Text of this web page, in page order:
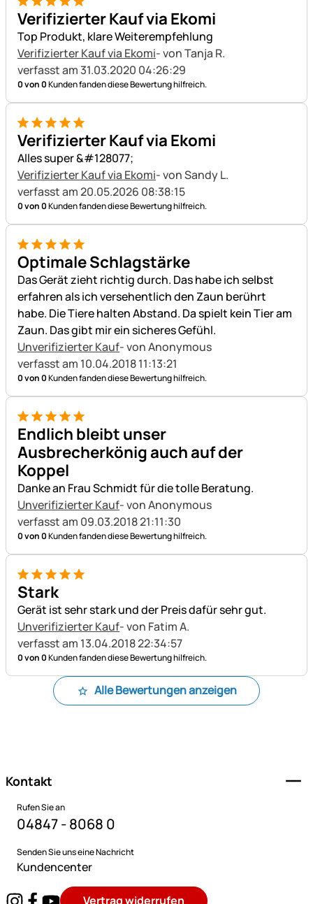
5 von 5
Verifizierter Kauf via Ekomi
Top Produkt, klare Weiterempfehlung
Verifizierter Kauf via Ekomi- von Tanja R.
verfasst am 31.03.2020 04:26:29
0 von 0Kunden fanden diese Bewertung hilfreich.
5 von 5
Verifizierter Kauf via Ekomi
Alles super &#128077;
Verifizierter Kauf via Ekomi- von Sandy L.
verfasst am 20.05.2026 08:38:15
0 von 0Kunden fanden diese Bewertung hilfreich.
5 von 5
Optimale Schlagstärke
Das Gerät zieht richtig durch. Das habe ich selbst
erfahren als ich versehentlich den Zaun berührt
habe. Die Tiere halten Abstand. Da spielt kein Tier am
Zaun. Das gibt mir ein sicheres Gefühl.
Unverifizierter Kauf- von Anonymous
verfasst am 10.04.2018 11:13:21
0 von 0Kunden fanden diese Bewertung hilfreich.
5 von 5
Endlich bleibt unser
Ausbrecherkönig auch auf der
Koppel
Danke an Frau Schmidt für die tolle Beratung.
Unverifizierter Kauf- von Anonymous
verfasst am 09.03.2018 21:11:30
0 von 0Kunden fanden diese Bewertung hilfreich.
5 von 5
Stark
Gerät ist sehr stark und der Preis dafür sehr gut.
Unverifizierter Kauf- von Fatim A.
verfasst am 13.04.2018 22:34:57
0 von 0Kunden fanden diese Bewertung hilfreich.
Alle Bewertungen anzeigen
Kontakt
Rufen Sie an
04847 - 8068 0
Senden Sie uns eine Nachricht
Kundencenter
Vertrag widerrufen